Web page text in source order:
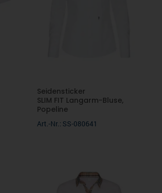
Seidensticker
SLIM FIT Langarm-Bluse,
Popeline
Art.-Nr.: SS-080641